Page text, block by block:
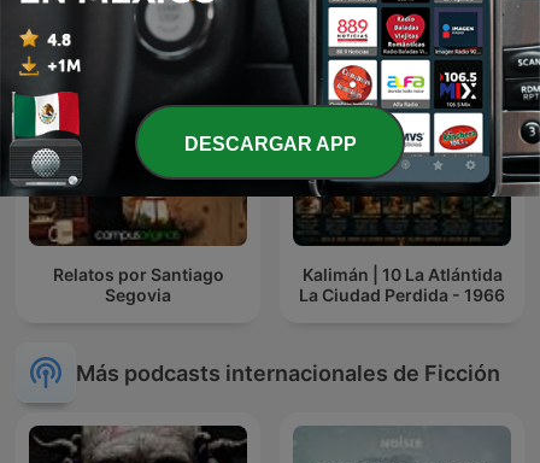
Relatos por Santiago
Segovia
Kalimán | 10 La Atlántida
La Ciudad Perdida - 1966
Más podcasts internacionales de Ficción
DESCARGAR APP